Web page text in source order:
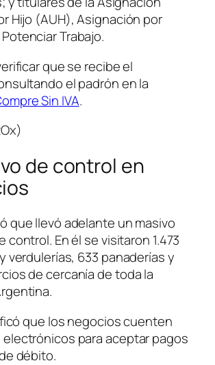
Hijo (AUH), Asignación por
Trabajo.
que se recibe el
el padrón en la
Sin IVA.
de control en
que llevó adelante un masivo
control. En él se visitaron 1.473
verdulerías, 633 panaderías y
de cercanía de toda la
que los negocios cuenten
para aceptar pagos
débito.